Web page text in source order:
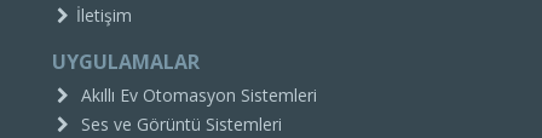
İletişim
UYGULAMALAR
Akıllı Ev Otomasyon Sistemleri
Ses ve Görüntü Sistemleri